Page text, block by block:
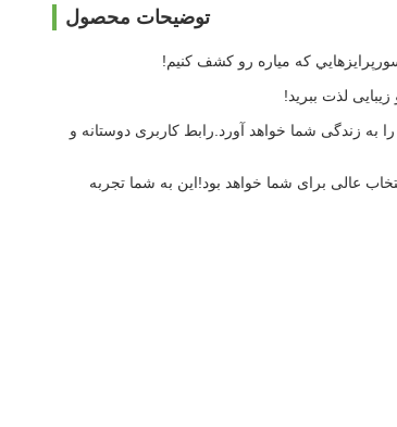
توضیحات محصول
که مياره رو کشف کنيم!
لذت ببرید!
زندگی شما خواهد آورد.رابط کاربری دوستانه و
عالی برای شما خواهد بود!اين به شما تجربه